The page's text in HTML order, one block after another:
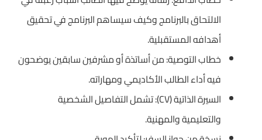
الالتحاق بالبرنامج وكيف سيساهم البرنامج في تحقيق
أهدافه المستقبلية.
خطاب التوصية: من أساتذة أو مشرفين سابقين يوضحون
فيه أداء الطالب الأكاديمي ومهاراته.
السيرة الذاتية (CV): تشمل التفاصيل الشخصية
والتعليمية والمهنية.